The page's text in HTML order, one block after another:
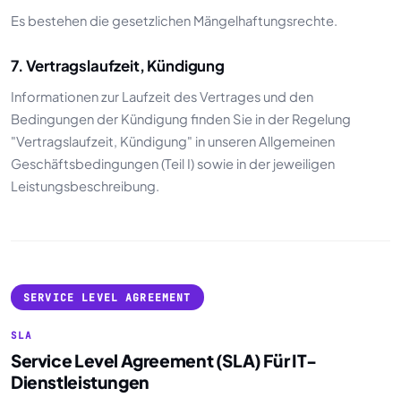
Es bestehen die gesetzlichen Mängelhaftungsrechte.
7. Vertragslaufzeit, Kündigung
Informationen zur Laufzeit des Vertrages und den
Bedingungen der Kündigung finden Sie in der Regelung
"Vertragslaufzeit, Kündigung" in unseren Allgemeinen
Geschäftsbedingungen (Teil I) sowie in der jeweiligen
Leistungsbeschreibung.
SERVICE LEVEL AGREEMENT
SLA
Service Level Agreement (SLA) Für IT-
Dienstleistungen